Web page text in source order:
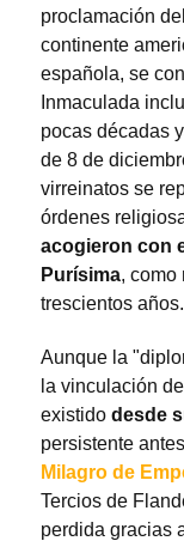
proclamación
continente
española, se
Inmaculada
pocas décadas
de 8 de
virreinatos se
órdenes
acogieron con
Purísima, como
trescientos años.
Aunque la
la vinculación
existido desde
persistente
Milagro de
Tercios de
perdida gracias